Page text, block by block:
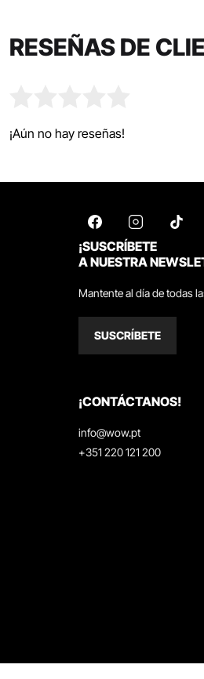
RESEÑAS DE
¡Aún no hay reseñas!
¡SUSCRÍBETE
A NUESTRA
Mantente al día de todas
SUSCRÍBETE
¡CONTÁCTANOS!
info@wow.pt
+351 220 121 200